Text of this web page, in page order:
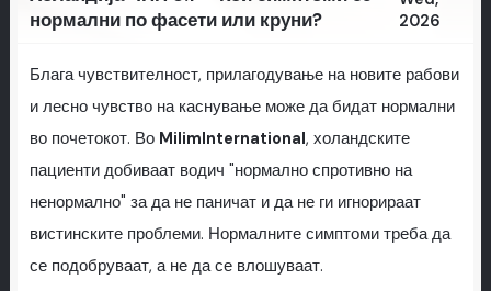
нормални по фасети или круни?
2026
Блага чувствителност, прилагодување на новите рабови
и лесно чувство на каснување може да бидат нормални
во почетокот. Во MilimInternational, холандските
пациенти добиваат водич "нормално спротивно на
ненормално" за да не паничат и да не ги игнорираат
вистинските проблеми. Нормалните симптоми треба да
се подобруваат, а не да се влошуваат.